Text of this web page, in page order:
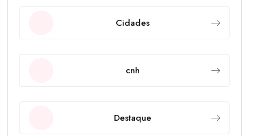
Cidades
cnh
Destaque